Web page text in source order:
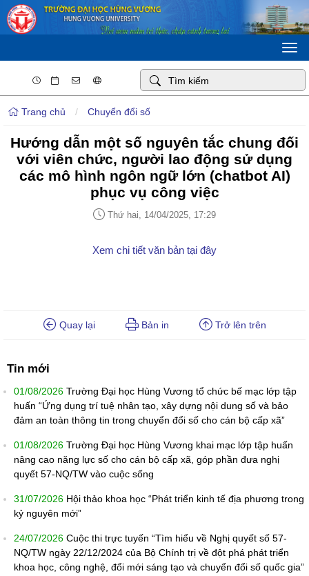
Trang chủ / Chuyển đổi số
Hướng dẫn một số nguyên tắc chung đối
với viên chức, người lao động sử dụng
các mô hình ngôn ngữ lớn (chatbot AI)
phục vụ công việc
Thứ hai, 14/04/2025, 17:29
Xem chi tiết văn bản tại đây
Quay lại Bản in Trở lên trên
Tin mới
01/08/2026 Trường Đại học Hùng Vương tổ chức bế mạc lớp tập
huấn “Ứng dụng trí tuệ nhân tạo, xây dựng nội dung số và bảo
đảm an toàn thông tin trong chuyển đổi số cho cán bộ cấp xã”
01/08/2026 Trường Đại học Hùng Vương khai mạc lớp tập huấn
nâng cao năng lực số cho cán bộ cấp xã, góp phần đưa nghị
quyết 57-NQ/TW vào cuộc sống
31/07/2026 Hội thảo khoa học “Phát triển kinh tế địa phương trong
kỷ nguyên mới”
24/07/2026 Cuộc thi trực tuyến “Tìm hiểu về Nghị quyết số 57-
NQ/TW ngày 22/12/2024 của Bộ Chính trị về đột phá phát triển
khoa học, công nghệ, đổi mới sáng tạo và chuyển đổi số quốc gia”